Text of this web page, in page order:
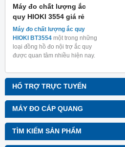
HỔ TRỢ TRỰC TUYẾN
MÁY ĐO CÁP QUANG
TÌM KIẾM SẢN PHẨM
Máy đo chất lượng ắc
quy HIOKI 3554 giá rẻ
Máy đo chất lượng ắc quy
HIOKI BT3554 một trong những
loại đồng hồ đo nội trợ ắc quy
được quan tâm nhiều hiện nay.